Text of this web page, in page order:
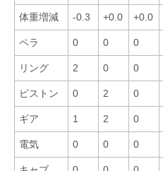
体重増減 -0.3 +0.0 +0.0
ペラ 0 0 0
リング 2 0 0
ピストン 0 2 0
ギア 1 2 0
電気 0 0 0